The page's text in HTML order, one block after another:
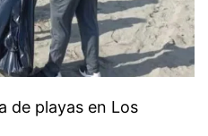
de playas en Los